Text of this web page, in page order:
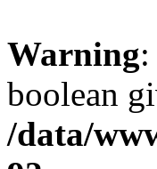
Warning
boolean
/data/